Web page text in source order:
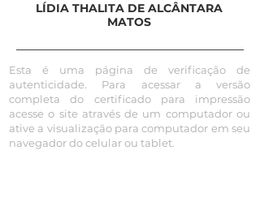
LÍDIA THALITA DE ALCÂNTARA
MATOS
Esta é uma página de verificação de
autenticidade. Para acessar a versão
completa do certificado para impressão
acesse o site através de um computador ou
ative a visualização para computador em seu
navegador do celular ou tablet.